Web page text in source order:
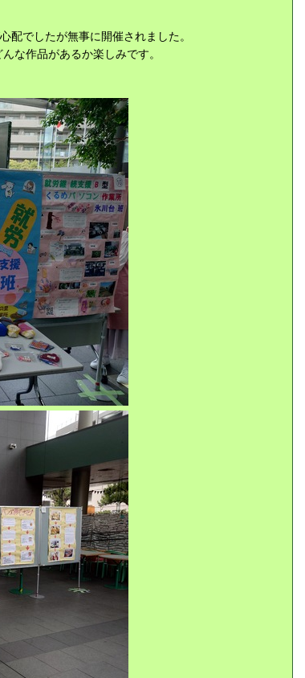
配でしたが無事に開催されました。
な作品があるか楽しみです。